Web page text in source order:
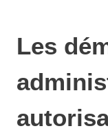
Les